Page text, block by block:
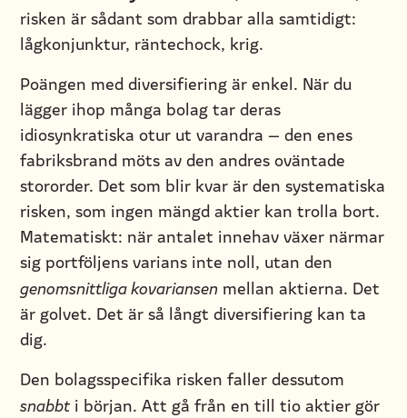
risken är sådant som drabbar alla samtidigt:
lågkonjunktur, räntechock, krig.
Poängen med diversifiering är enkel. När du
lägger ihop många bolag tar deras
idiosynkratiska otur ut varandra — den enes
fabriksbrand möts av den andres oväntade
stororder. Det som blir kvar är den systematiska
risken, som ingen mängd aktier kan trolla bort.
Matematiskt: när antalet innehav växer närmar
sig portföljens varians inte noll, utan den
genomsnittliga kovariansen mellan aktierna. Det
är golvet. Det är så långt diversifiering kan ta
dig.
Den bolagsspecifika risken faller dessutom
snabbti början. Att gå från en till tio aktier gör